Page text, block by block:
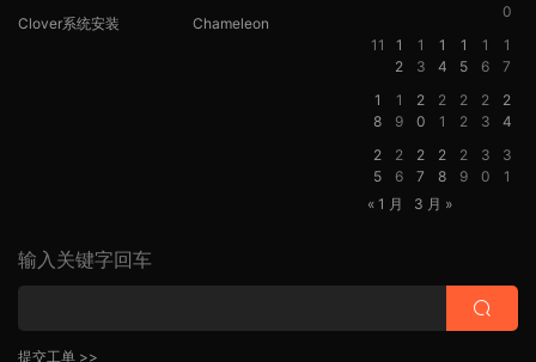
Clover系统安装 Chameleon
0
11
1
2
1
3
1
4
1
5
1
6
1
7
1
8
1
9
2
0
2
1
2
2
2
3
2
4
2
5
2
6
2
7
2
8
2
9
3
0
3
1
« 1 月
3 月 »
输入关键字回车
提交工单 >>